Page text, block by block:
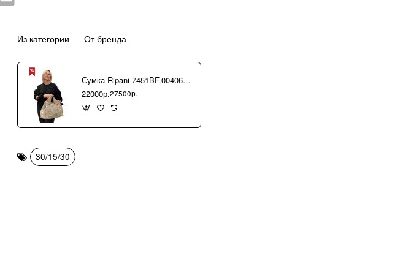
Из категории От бренда
Сумка Ripani 7451BF.00406 Ecru/Sabbia
22000р.27500р.
30/15/30